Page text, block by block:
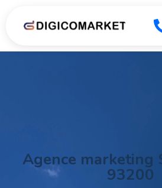
Agence marketing
93200